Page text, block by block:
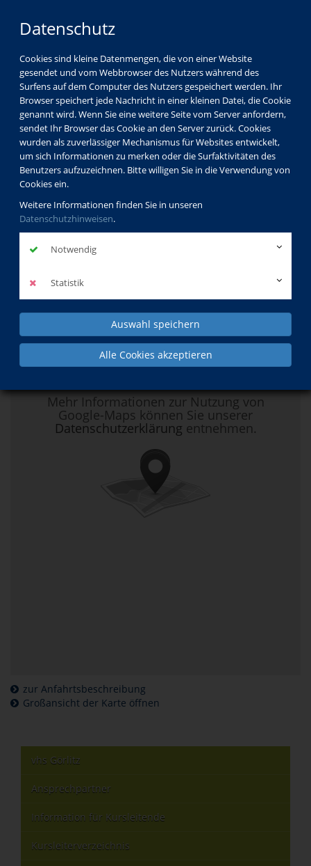
Datenschutz
Cookies sind kleine Datenmengen, die von einer Website
gesendet und vom Webbrowser des Nutzers während des
Surfens auf dem Computer des Nutzers gespeichert werden. Ihr
Browser speichert jede Nachricht in einer kleinen Datei, die Cookie
genannt wird. Wenn Sie eine weitere Seite vom Server anfordern,
sendet Ihr Browser das Cookie an den Server zurück. Cookies
wurden als zuverlässiger Mechanismus für Websites entwickelt,
um sich Informationen zu merken oder die Surfaktivitäten des
Benutzers aufzuzeichnen. Bitte willigen Sie in die Verwendung von
Cookies ein.
Weitere Informationen finden Sie in unseren
Datenschutzhinweisen.
Notwendig
Statistik
Auswahl speichern
Alle Cookies akzeptieren
vhs Görlitz Partner
CYRKUS im Laden
http://www.cyrkus.eu/
Anfahrt
Hier klicken, um Kartenansicht zu
aktivieren.
Mehr Informationen zur Nutzung von
Google-Maps können Sie unserer
Datenschutzerklärung entnehmen.
zur Anfahrtsbeschreibung
Großansicht der Karte öffnen
vhs Görlitz
Ansprechpartner
Information für Kursleitende
Kursleiterverzeichnis